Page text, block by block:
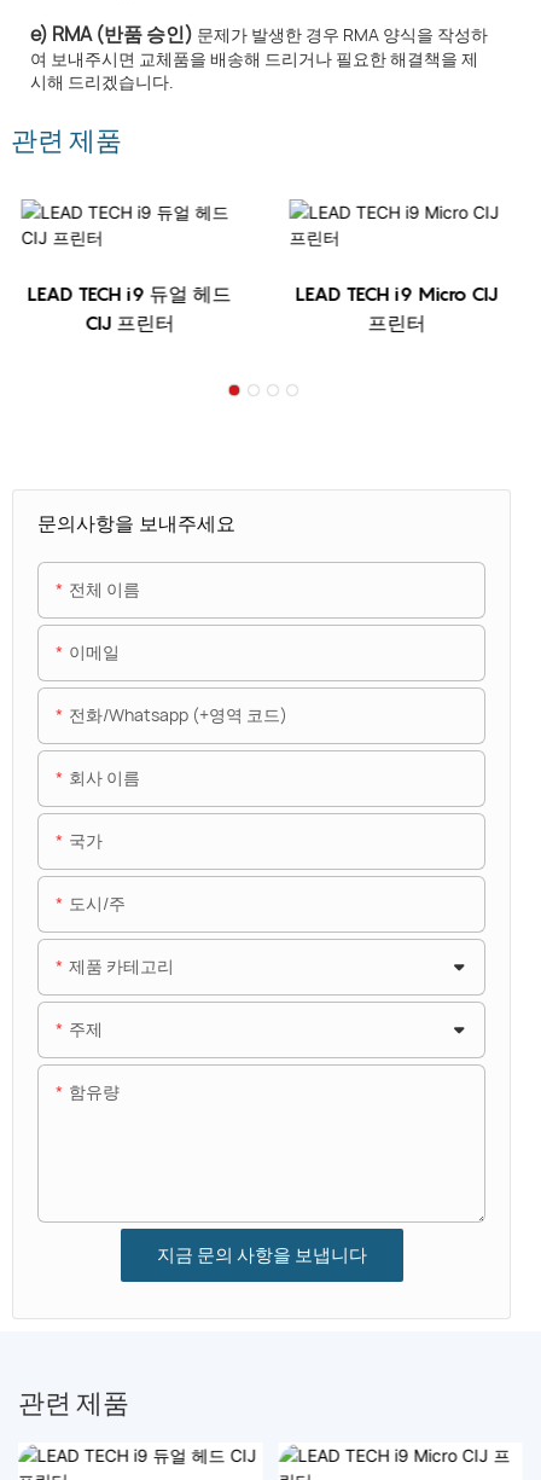
e) RMA (반품 승인) 문제가 발생한 경우 RMA 양식을 작성하
여 보내주시면 교체품을 배송해 드리거나 필요한 해결책을 제
시해 드리겠습니다.
관련 제품
LEAD TECH i9 듀얼 헤드
CIJ 프린터
LEAD TECH i9 Micro CIJ
프린터
문의사항을 보내주세요
전체 이름
이메일
전화/whatsapp (+영역 코드)
회사 이름
국가
도시/주
제품 카테고리
주제
함유량
지금 문의 사항을 보냅니다
관련 제품